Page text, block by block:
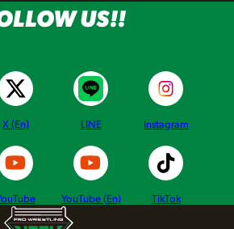
US!!
X (En) LINE Instagram
YouTube (En) TikTok